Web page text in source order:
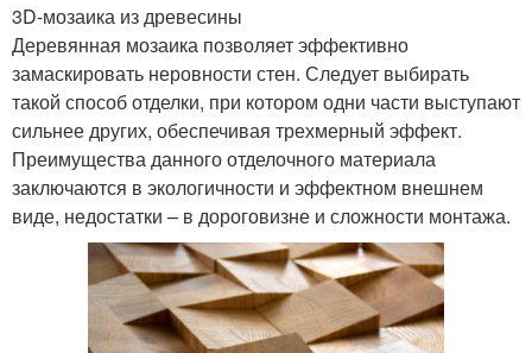
3D-мозаика из древесины
Деревянная мозаика позволяет эффективно
замаскировать неровности стен. Следует выбирать
такой способ отделки, при котором одни части выступают
сильнее других, обеспечивая трехмерный эффект.
Преимущества данного отделочного материала
заключаются в экологичности и эффектном внешнем
виде, недостатки – в дороговизне и сложности монтажа.